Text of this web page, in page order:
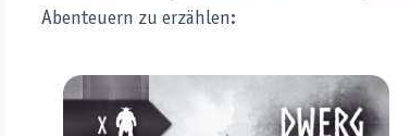
Abenteuern zu erzählen: